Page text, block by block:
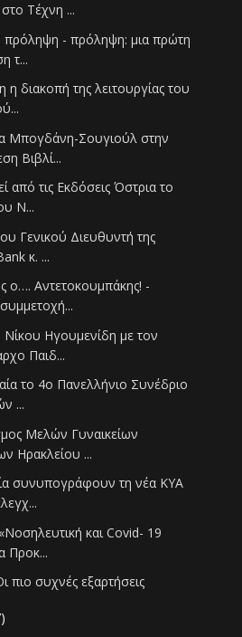
Τέχνη ...
- πρόληψη: μια πρώτη
τ...
η διακοπή της λειτουργίας του
Μπογδάνη-Σουγιούλ στην
Βιβλί...
από τις Εκδόσεις Όστρια το
Ν...
Γενικού Διευθυντή της
κ. ...
ο…. Αντετοκουμπάκης! -
Ηγουμενίδη με τον
Παιδ...
το 4ο Πανελλήνιο Συνέδριο
...
Μελών Γυναικείων
Ηρακλείου ...
συνυπογράφουν τη νέα ΚΥΑ
και Covid- 19
Προκ...
πιο συχνές εξαρτήσεις